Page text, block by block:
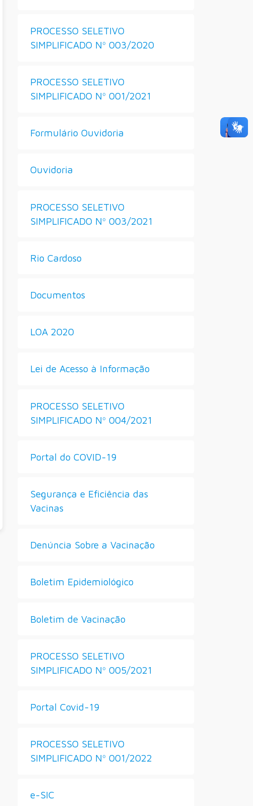
PROCESSO SELETIVO
SIMPLIFICADO Nº 003/2020
PROCESSO SELETIVO
SIMPLIFICADO Nº 001/2021
Formulário Ouvidoria
Ouvidoria
PROCESSO SELETIVO
SIMPLIFICADO Nº 003/2021
Rio Cardoso
Documentos
LOA 2020
Lei de Acesso à Informação
PROCESSO SELETIVO
SIMPLIFICADO Nº 004/2021
Portal do COVID-19
Segurança e Eficiência das
Vacinas
Denúncia Sobre a Vacinação
Boletim Epidemiológico
Boletim de Vacinação
PROCESSO SELETIVO
SIMPLIFICADO Nº 005/2021
Portal Covid-19
PROCESSO SELETIVO
SIMPLIFICADO Nº 001/2022
e-SIC